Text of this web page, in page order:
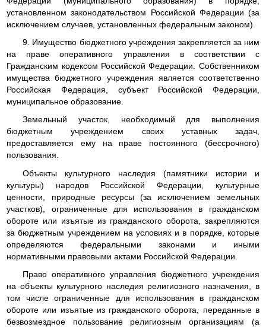
установленном законодательством Российской Федерации (за
исключением случаев, установленных федеральным законом).
9. Имущество бюджетного учреждения закрепляется за ним
на праве оперативного управления в соответствии с
Гражданским кодексом Российской Федерации. Собственником
имущества бюджетного учреждения является соответственно
Российская Федерация, субъект Российской Федерации,
муниципальное образование.
Земельный участок, необходимый для выполнения
бюджетным учреждением своих уставных задач,
предоставляется ему на праве постоянного (бессрочного)
пользования.
Объекты культурного наследия (памятники истории и
культуры) народов Российской Федерации, культурные
ценности, природные ресурсы (за исключением земельных
участков), ограниченные для использования в гражданском
обороте или изъятые из гражданского оборота, закрепляются
за бюджетным учреждением на условиях и в порядке, которые
определяются федеральными законами и иными
нормативными правовыми актами Российской Федерации.
Право оперативного управления бюджетного учреждения
на объекты культурного наследия религиозного назначения, в
том числе ограниченные для использования в гражданском
обороте или изъятые из гражданского оборота, переданные в
безвозмездное пользование религиозным организациям (а